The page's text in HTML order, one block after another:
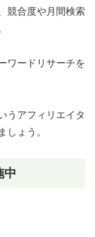
競合度や月間検索
ワードリサーチを
うアフィリエイタ
しょう。
中